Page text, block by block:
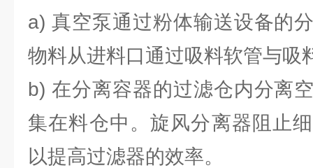
a) 真空泵通过粉体输送设备的
物料从进料口通过吸料软管与吸
b) 在分离容器的过滤仓内分离
集在料仓中。旋风分离器阻止
以提高过滤器的效率。